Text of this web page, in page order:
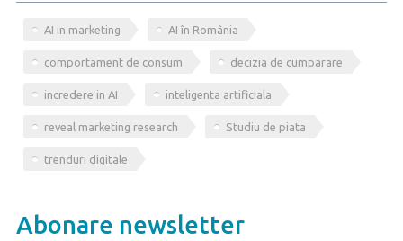
AI in marketing AI în România
comportament de consum decizia de cumparare
incredere in AI inteligenta artificiala
reveal marketing research Studiu de piata
trenduri digitale
Abonare newsletter